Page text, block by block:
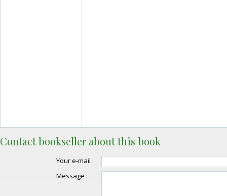
Contact bookseller about this book
Your e-mail :
Message :